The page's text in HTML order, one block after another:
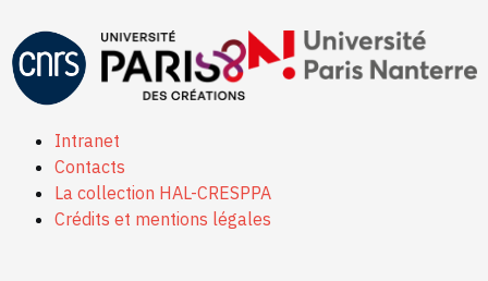
Intranet
Contacts
La collection HAL-CRESPPA
Crédits et mentions légales